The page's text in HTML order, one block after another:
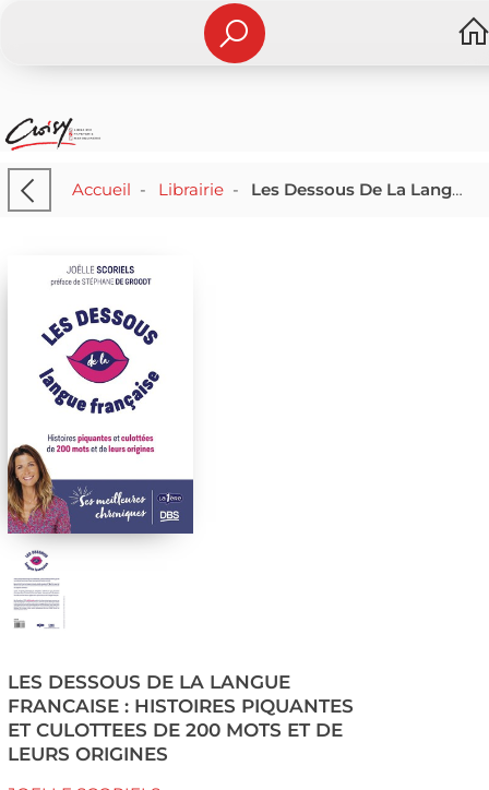
Accueil - Librairie- Les Dessous De La Langue Francaise : Histoires Piquantes Et Culottees De 200 Mots Et De Leurs Origines
LES DESSOUS DE LA LANGUE
FRANCAISE : HISTOIRES PIQUANTES
ET CULOTTEES DE 200 MOTS ET DE
LEURS ORIGINES